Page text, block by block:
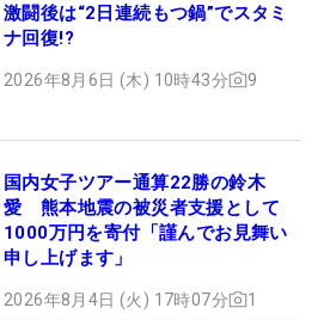
激闘後は“2日連続もつ鍋”でスタミ
ナ回復!?
2026年8月6日 (木) 10時43分 9
国内女子ツアー通算22勝の鈴木
愛 熊本地震の被災者支援として
1000万円を寄付「謹んでお見舞い
申し上げます」
2026年8月4日 (火) 17時07分 1